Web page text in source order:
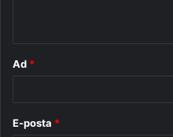
Ad *
E-posta *